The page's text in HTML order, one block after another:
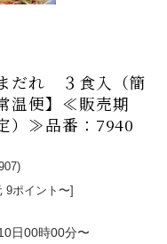
だれ ３食入（簡
温便】≪販売期
）≫品番：7940
9ポイント〜]
日00時00分〜